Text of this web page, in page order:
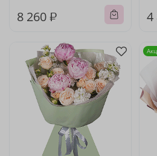
8 260 ₽ 4